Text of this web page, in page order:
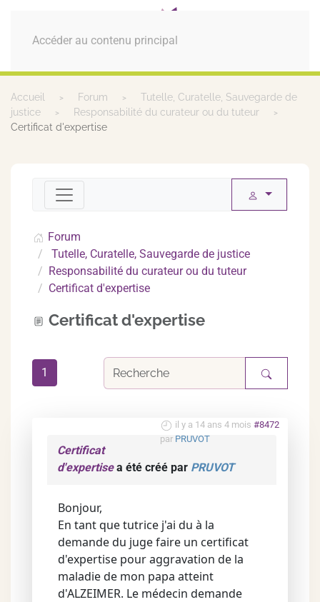
Accéder au contenu principal
MENU
Accueil Forum
Tutelle, Curatelle, Sauvegarde de
justice
Responsabilité du curateur ou du tuteur
Certificat d'expertise
Forum
Tutelle, Curatelle, Sauvegarde de justice
Responsabilité du curateur ou du tuteur
Certificat d'expertise
Certificat d'expertise
1
il y a 14 ans 4 mois #8472
par PRUVOT
Certificat
d'expertisea été créé par PRUVOT
Bonjour,
En tant que tutrice j'ai du à la
demande du juge faire un certificat
d'expertise pour aggravation de la
maladie de mon papa atteint
d'ALZEIMER. Le médecin demande